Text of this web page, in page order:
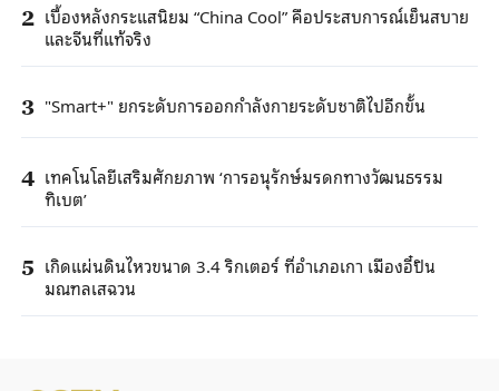
2 เบื้องหลังกระแสนิยม “China Cool” คือประสบการณ์เย็นสบาย
และจีนที่แท้จริง
3 "Smart+" ยกระดับการออกกำลังกายระดับชาติไปอีกขั้น
4 เทคโนโลยีเสริมศักยภาพ ‘การอนุรักษ์มรดกทางวัฒนธรรม
ทิเบต’
5 เกิดแผ่นดินไหวขนาด 3.4 ริกเตอร์ ที่อำเภอเกา เมืองอี๋ปิน
มณฑลเสฉวน